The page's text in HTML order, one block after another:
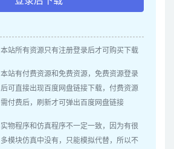
本站所有资源只有注册登录后才可购买下载
本站有付费资源和免费资源，免费资源登录
后可直接出现百度网盘链接下载，付费资源
需付费后，刷新才可弹出百度网盘链接
实物程序和仿真程序不一定一致，因为有很
多模块仿真中没有，只能模拟代替，所以不